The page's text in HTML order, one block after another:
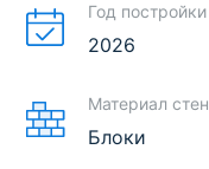
Год постройки
2026
Материал стен
Блоки